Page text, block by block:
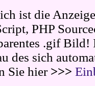
ist die
PHP
.gif
des sich
Sie hier >>>